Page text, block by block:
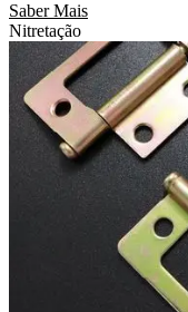
Saber Mais
Nitretação